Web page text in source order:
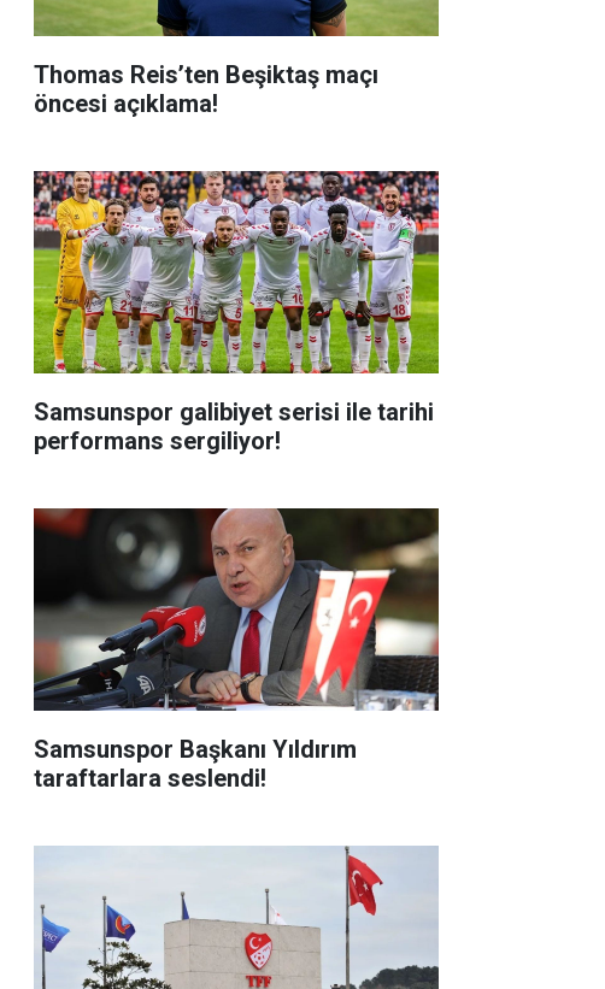
Thomas Reis’ten Beşiktaş maçı
öncesi açıklama!
Samsunspor galibiyet serisi ile tarihi
performans sergiliyor!
Samsunspor Başkanı Yıldırım
taraftarlara seslendi!